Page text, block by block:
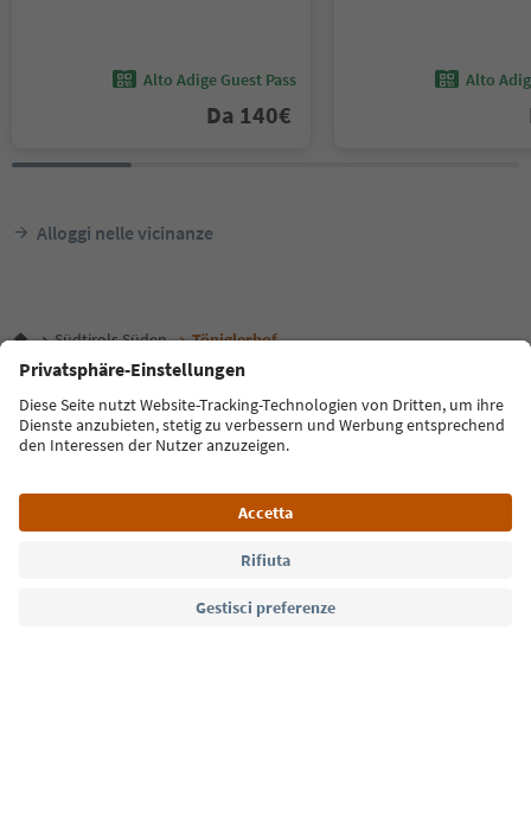
Alto Adige Guest Pass
Da 140€
Alto
Alloggi nelle vicinanze
Südtirols Süden Töniglerhof
Lingua: Italiano